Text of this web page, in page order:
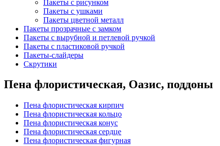
Пакеты с рисунком
Пакеты с ушками
Пакеты цветной металл
Пакеты прозрачные с замком
Пакеты с вырубной и петлевой ручкой
Пакеты с пластиковой ручкой
Пакеты-слайдеры
Скрутики
Пена флористическая, Оазис, поддоны
Пена флористическая кирпич
Пена флористическая кольцо
Пена флористическая конус
Пена флористическая сердце
Пена флористическая фигурная